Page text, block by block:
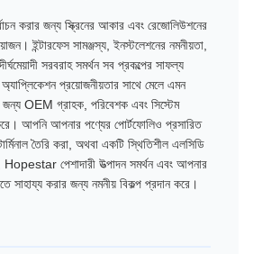
করার জন্য স্ক্রিনের আকার এবং রেজোলিউশনের
ইন্টারফেস সামঞ্জস্য, ইনস্টলেশনের নমনীয়তা,
সরবরাহ সমর্থন সব প্রকল্পের সাফল্য
প্রয়োজনীয়তার সাথে মেলে এমন
জন্য OEM গ্রাহক, পরিবেশক এবং সিস্টেম
আপনি আপনার পণ্যের পোর্টফোলিও প্রসারিত
তৈরি করা, অথবা একটি স্থিতিশীল এলসিডি
Hopestar পেশাদারী উত্পাদন সমর্থন এবং আপনার
সাহায্য করার জন্য নমনীয় বিকল্প প্রদান করে।